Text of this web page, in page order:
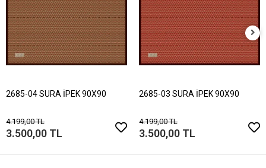
2685-04 SURA İPEK 90X90
4.199,00 TL
3.500,00 TL
2685-03 SURA İPEK 90X90
4.199,00 TL
3.500,00 TL